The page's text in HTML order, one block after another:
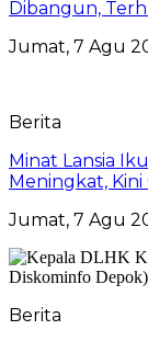
Dibangun,
Jumat, 7 Agu
Berita
Minat Lansia
Meningkat, Kini
Jumat, 7 Agu
Berita